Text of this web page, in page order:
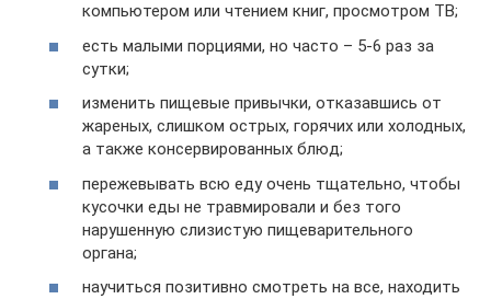
компьютером или чтением книг, просмотром ТВ;
есть малыми порциями, но часто – 5-6 раз за
сутки;
изменить пищевые привычки, отказавшись от
жареных, слишком острых, горячих или холодных,
а также консервированных блюд;
пережевывать всю еду очень тщательно, чтобы
кусочки еды не травмировали и без того
нарушенную слизистую пищеварительного
органа;
научиться позитивно смотреть на все, находить